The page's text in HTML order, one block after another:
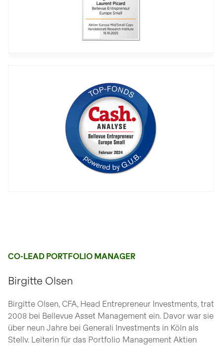
CO-LEAD PORTFOLIO MANAGER
Birgitte Olsen
Birgitte Olsen, CFA, Head Entrepreneur Investments, trat
2008 bei Bellevue Asset Management ein. Davor war sie
über neun Jahre bei Generali Investments in Köln als
Stellv. Leiterin für das Portfolio Management Aktien